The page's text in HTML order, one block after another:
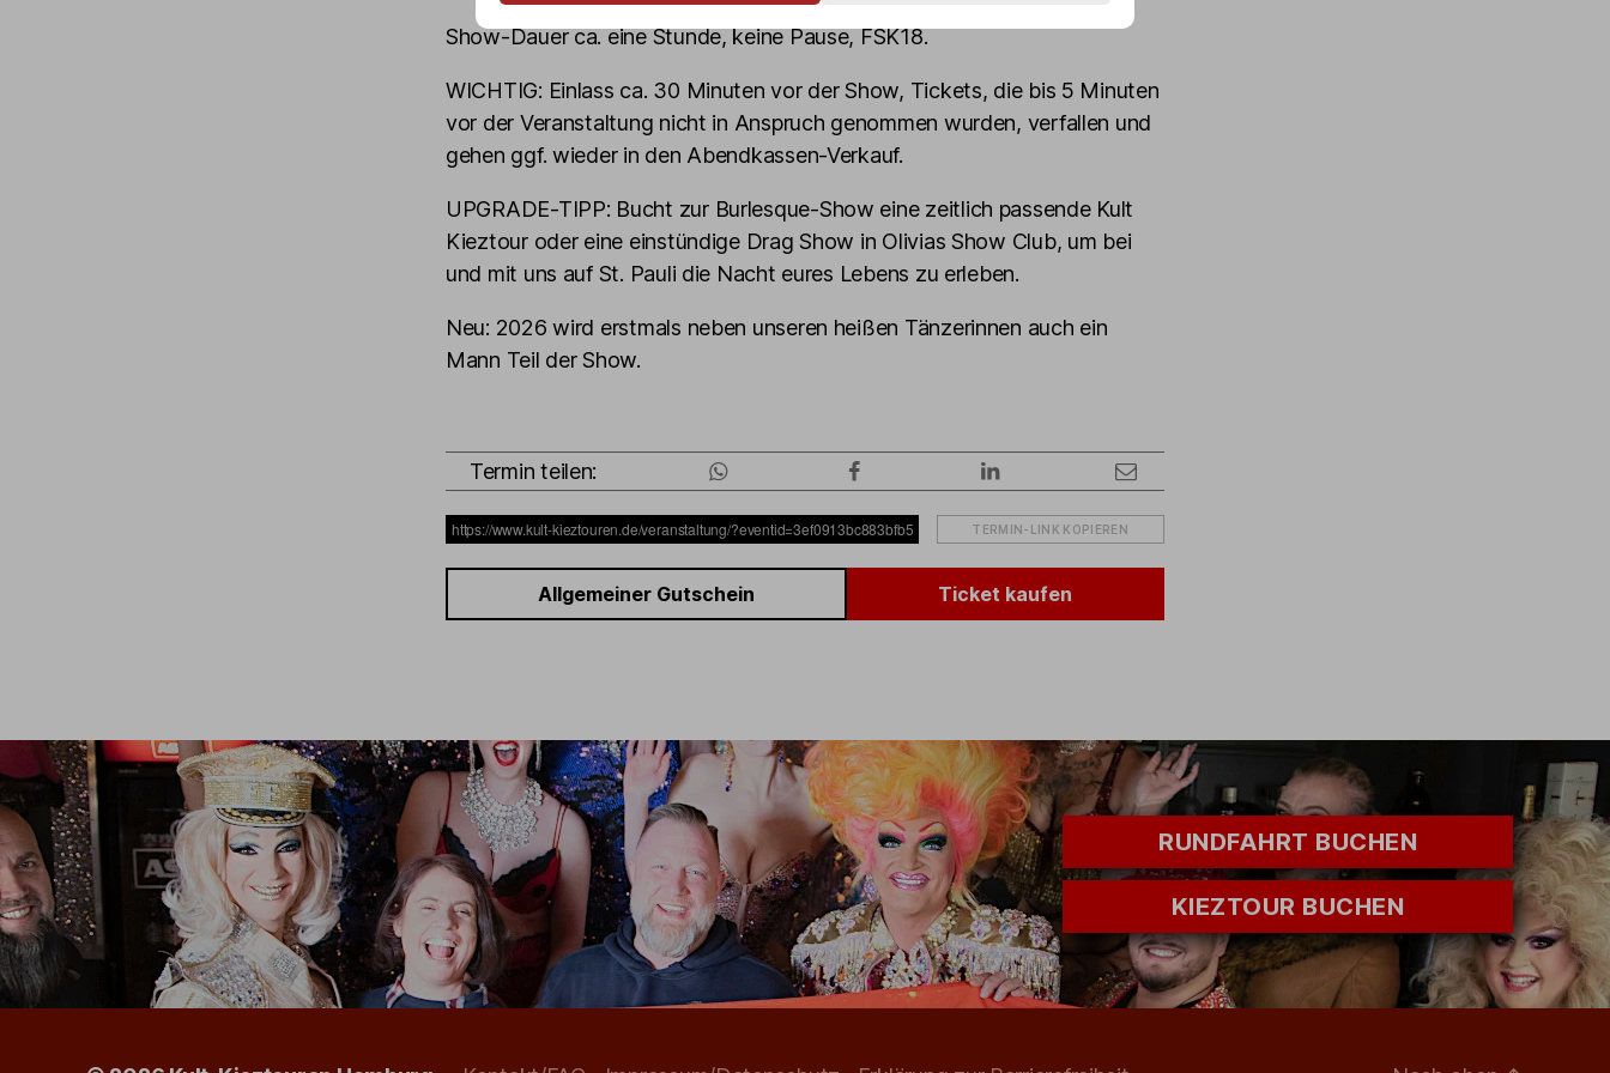
Show-Dauer ca. eine Stunde, keine Pause, FSK18.
WICHTIG: Einlass ca. 30 Minuten vor der Show, Tickets, die bis 5 Minuten
vor der Veranstaltung nicht in Anspruch genommen wurden, verfallen und
gehen ggf. wieder in den Abendkassen-Verkauf.
UPGRADE-TIPP: Bucht zur Burlesque-Show eine zeitlich passende Kult
Kieztour oder eine einstündige Drag Show in Olivias Show Club, um bei
und mit uns auf St. Pauli die Nacht eures Lebens zu erleben.
Neu: 2026 wird erstmals neben unseren heißen Tänzerinnen auch ein
Mann Teil der Show.
Termin teilen:
TERMIN-LINK KOPIEREN
Allgemeiner Gutschein Ticket kaufen
RUNDFAHRT BUCHEN
KIEZTOUR BUCHEN